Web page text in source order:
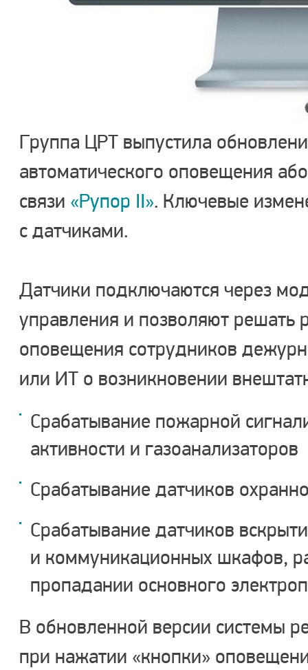
Группа ЦРТ выпустила
автоматического оповещения
связи «Рупор II». Ключевые
с датчиками.
Датчики подключаются через
управления и позволяют решать
оповещения сотрудников
или ИТ о возникновении
Срабатывание пожарной
активности и газоанализаторов
Срабатывание датчиков
Срабатывание датчиков
и коммуникационных шкафов,
пропадании основного
В обновленной версии системы
при нажатии «кнопки»